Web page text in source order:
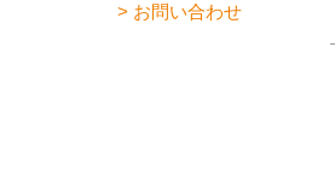
> お問い合わせ